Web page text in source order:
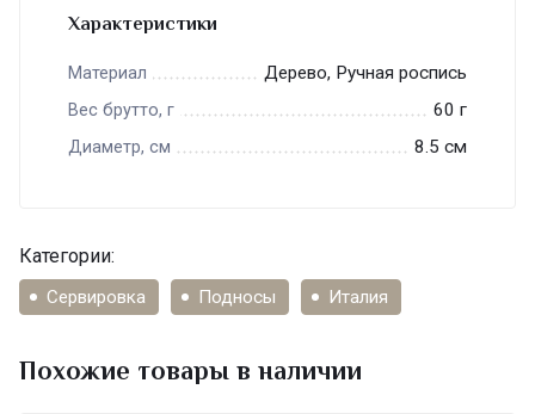
Характеристики
Материал Дерево, Ручная роспись
Вес брутто, г 60 г
Диаметр, см 8.5 см
Категории:
Сервировка Подносы Италия
Похожие товары в наличии